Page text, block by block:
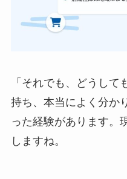
「それでも、どうし
持ち、本当によく分か
った経験があります。
しますね。